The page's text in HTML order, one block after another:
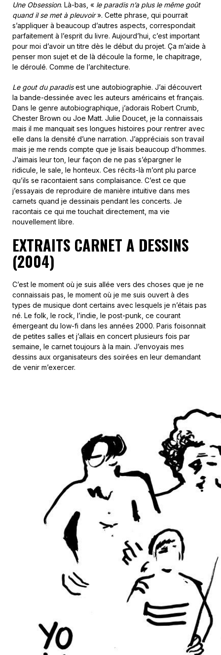
Une Obsession. Là-bas, « le paradis n’a plus le même goût
quand il se met à pleuvoir». Cette phrase, qui pourrait
s’appliquer à beaucoup d’autres aspects, correspondait
parfaitement à l’esprit du livre. Aujourd’hui, c’est important
pour moi d’avoir un titre dès le début du projet. Ça m’aide à
penser mon sujet et de là découle la forme, le chapitrage,
le déroulé. Comme de l’architecture.
Le gout du paradisest une autobiographie. J’ai découvert
la bande-dessinée avec les auteurs américains et français.
Dans le genre autobiographique, j’adorais Robert Crumb,
Chester Brown ou Joe Matt. Julie Doucet, je la connaissais
mais il me manquait ses longues histoires pour rentrer avec
elle dans la densité d’une narration. J’appréciais son travail
mais je me rends compte que je lisais beaucoup d’hommes.
J’aimais leur ton, leur façon de ne pas s’épargner le
ridicule, le sale, le honteux. Ces récits-là m’ont plu parce
qu’ils se racontaient sans complaisance. C’est ce que
j’essayais de reproduire de manière intuitive dans mes
carnets quand je dessinais pendant les concerts. Je
racontais ce qui me touchait directement, ma vie
nouvellement libre.
EXTRAITS CARNET A DESSINS
(2004)
C’est le moment où je suis allée vers des choses que je ne
connaissais pas, le moment où je me suis ouvert à des
types de musique dont certains avec lesquels je n’étais pas
né. Le folk, le rock, l’indie, le post-punk, ce courant
émergeant du low-fi dans les années 2000. Paris foisonnait
de petites salles et j’allais en concert plusieurs fois par
semaine, le carnet toujours à la main. J’envoyais mes
dessins aux organisateurs des soirées en leur demandant
de venir m’exercer.